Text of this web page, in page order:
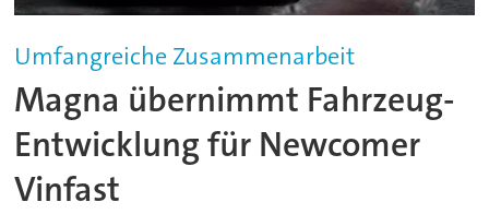
Umfangreiche Zusammenarbeit
Magna übernimmt Fahrzeug-
Entwicklung für Newcomer
Vinfast